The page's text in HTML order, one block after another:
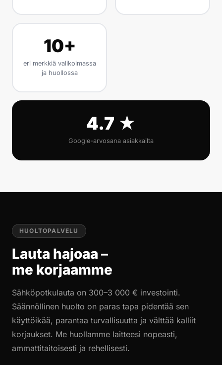
10+
eri merkkiä valikoimassa
ja huollossa
4.7 ★
Google-arvosana asiakkailta
HUOLTOPALVELU
Lauta hajoaa –
me korjaamme
Sähköpotkulauta on 300–3 000 € investointi.
Säännöllinen huolto on paras tapa pidentää sen
käyttöikää, parantaa turvallisuutta ja välttää kalliit
korjaukset. Me huollamme laitteesi nopeasti,
ammattitaitoisesti ja rehellisesti.